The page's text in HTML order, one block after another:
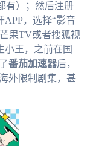
有）；然后注册
，选择“影音
果TV或者搜狐视
小王，之前在国
番茄加速器后，
外限制剧集，甚